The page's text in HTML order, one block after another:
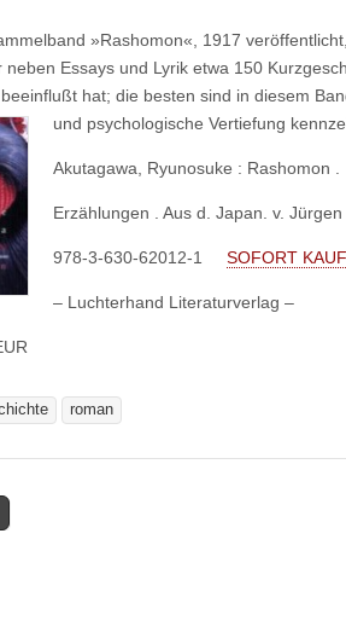
»Rashomon«, 1917
neben Essays und Lyrik etwa 150
hat; die besten sind in diesem
und psychologische Vertiefung
Akutagawa, Ryunosuke : Rashomon .
Erzählungen . Aus d. Japan. v.
978-3-630-62012-1 SOFORT
– Luchterhand Literaturverlag –
roman